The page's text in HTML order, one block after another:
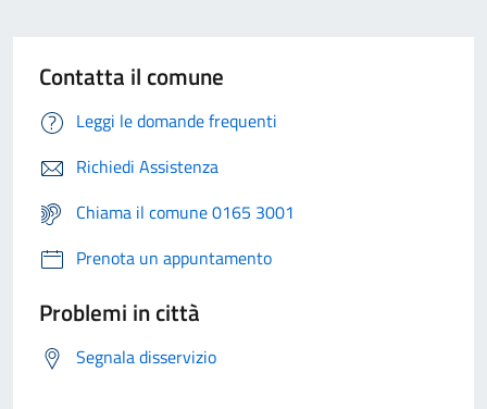
Contatta il comune
Leggi le domande frequenti
Richiedi Assistenza
Chiama il comune 0165 3001
Prenota un appuntamento
Problemi in città
Segnala disservizio